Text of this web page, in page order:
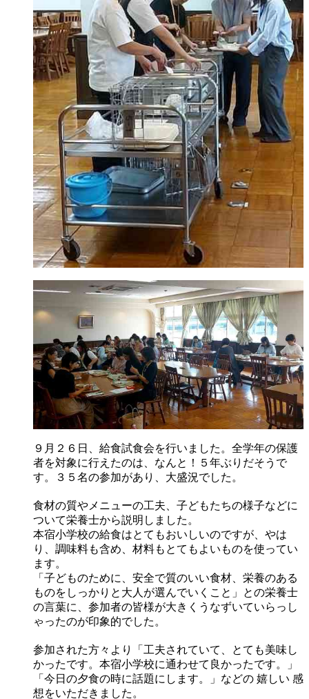
９月２６日、給食試食会を行いました。全学年の保護
者を対象に行えたのは、なんと！５年ぶりだそうで
す。３５名の参加があり、大盛況でした。
食材の質やメニューの工夫、子どもたちの様子などに
ついて栄養士から説明しました。
本宿小学校の給食はとてもおいしいのですが、やは
り、調味料も含め、材料もとてもよいものを使ってい
ます。
「子どものために、安全で質のいい食材、栄養のある
ものをしっかりと大人が選んでいくこと」との栄養士
の言葉に、参加者の皆様が大きくうなずいていらっし
ゃったのが印象的でした。
参加された方々より「工夫されていて、とても美味し
かったです。本宿小学校に通わせて良かったです。」
「今日の夕食の時に話題にします。」などの 嬉しい 感
想をいただきました。